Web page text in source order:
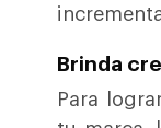
Brinda
Para